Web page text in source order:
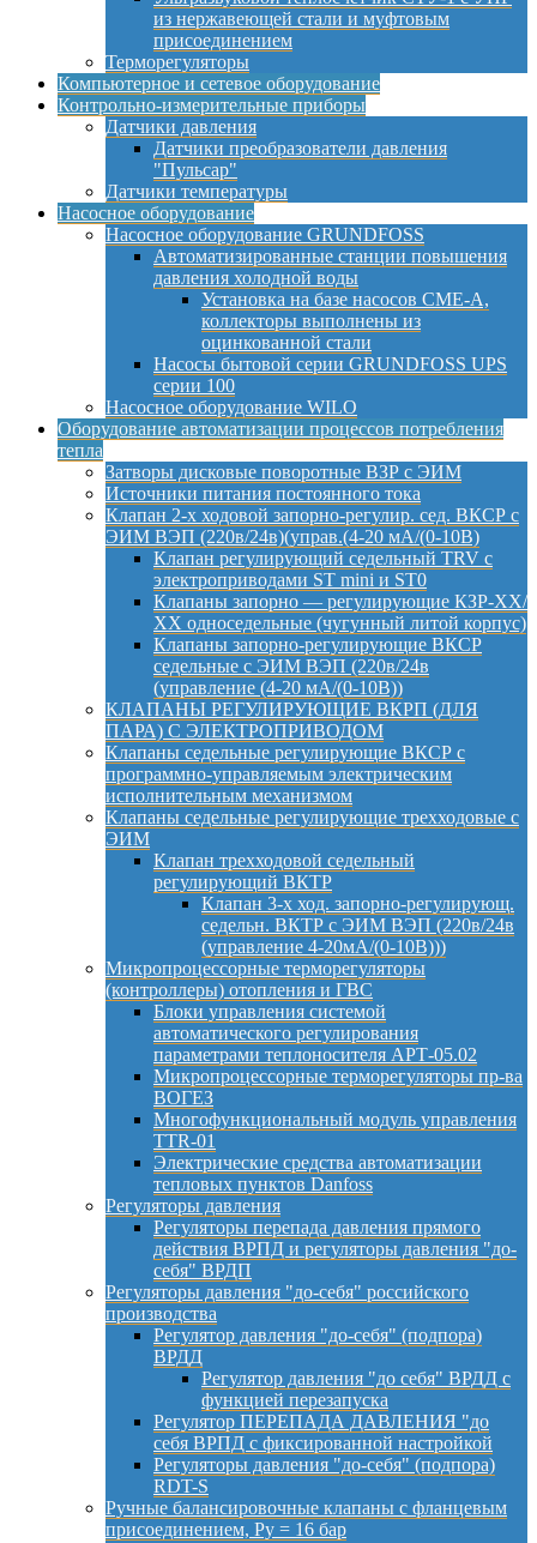
из нержавеющей стали и муфтовым
присоединением
Терморегуляторы
Компьютерное и сетевое оборудование
Контрольно-измерительные приборы
Датчики давления
Датчики преобразователи давления
"Пульсар"
Датчики температуры
Насосное оборудование
Насосное оборудование GRUNDFOSS
Автоматизированные станции повышения
давления холодной воды
Установка на базе насосов CME-A,
коллекторы выполнены из
оцинкованной стали
Насосы бытовой серии GRUNDFOSS UPS
серии 100
Насосное оборудование WILO
Оборудование автоматизации процессов потребления
тепла
Затворы дисковые поворотные ВЗР с ЭИМ
Источники питания постоянного тока
Клапан 2-х ходовой запорно-регулир. сед. ВКСР с
ЭИМ ВЭП (220в/24в)(управ.(4-20 мА/(0-10В)
Клапан регулирующий седельный TRV с
электроприводами ST mini и ST0
Клапаны запорно — регулирующие КЗР-ХХ/
ХХ односедельные (чугунный литой корпус)
Клапаны запорно-регулирующие ВКСР
седельные с ЭИМ ВЭП (220в/24в
(управление (4-20 мА/(0-10В))
КЛАПАНЫ РЕГУЛИРУЮЩИЕ ВКРП (ДЛЯ
ПАРА) С ЭЛЕКТРОПРИВОДОМ
Клапаны седельные регулирующие ВКСР с
программно-управляемым электрическим
исполнительным механизмом
Клапаны седельные регулирующие трехходовые с
ЭИМ
Клапан трехходовой седельный
регулирующий ВКТР
Клапан 3-х ход. запорно-регулирующ.
седельн. ВКТР с ЭИМ ВЭП (220в/24в
(управление 4-20мА/(0-10В)))
Микропроцессорные терморегуляторы
(контроллеры) отопления и ГВС
Блоки управления системой
автоматического регулирования
параметрами теплоносителя АРТ-05.02
Микропроцессорные терморегуляторы пр-ва
ВОГЕЗ
Многофункциональный модуль управления
TTR-01
Электрические средства автоматизации
тепловых пунктов Danfoss
Регуляторы давления
Регуляторы перепада давления прямого
действия ВРПД и регуляторы давления "до-
себя" ВРДП
Регуляторы давления "до-себя" российского
производства
Регулятор давления "до-себя" (подпора)
ВРДД
Регулятор давления "до себя" ВРДД с
функцией перезапуска
Регулятор ПЕРЕПАДА ДАВЛЕНИЯ "до
себя ВРПД с фиксированной настройкой
Регуляторы давления "до-себя" (подпора)
RDT-S
Ручные балансировочные клапаны с фланцевым
присоединением, Py = 16 бар